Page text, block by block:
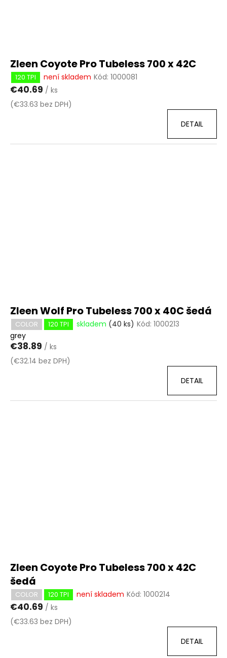
Zleen Coyote Pro Tubeless 700 x 42C
120 TPI není skladem Kód: 1000081
€40.69 / ks
(€33.63 bez DPH)
DETAIL
Zleen Wolf Pro Tubeless 700 x 40C šedá
COLOR 120 TPI skladem (40 ks) Kód: 1000213
grey
€38.89 / ks
(€32.14 bez DPH)
DETAIL
Zleen Coyote Pro Tubeless 700 x 42C
šedá
COLOR 120 TPI není skladem Kód: 1000214
€40.69 / ks
(€33.63 bez DPH)
DETAIL